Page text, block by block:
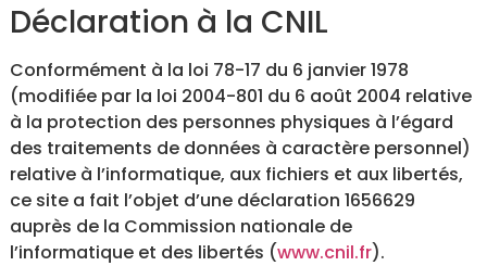
Déclaration à la CNIL
Conformément à la loi 78-17 du 6 janvier 1978
(modifiée par la loi 2004-801 du 6 août 2004 relative
à la protection des personnes physiques à l’égard
des traitements de données à caractère personnel)
relative à l’informatique, aux fichiers et aux libertés,
ce site a fait l’objet d’une déclaration 1656629
auprès de la Commission nationale de
l’informatique et des libertés (www.cnil.fr).